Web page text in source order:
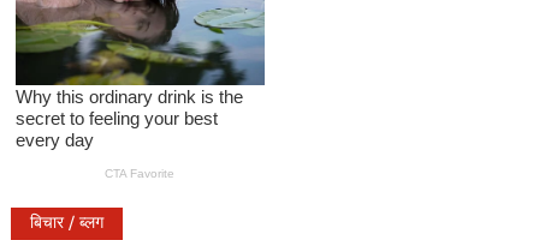
बिचार / ब्लग